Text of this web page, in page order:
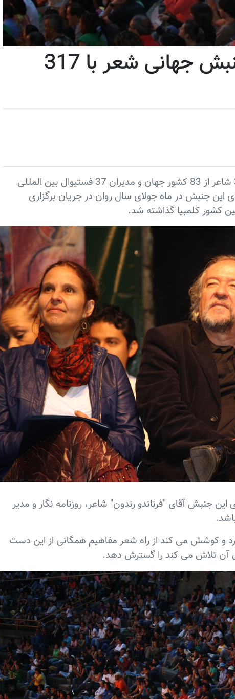
اعلام موجودیت جنبش جهانی شعر با 317
: جنبش جهانی شعر با 317 شاعر از 83 کشور جهان و مدیران 37 فستیوال بین المللی
این جنبش در ماه جولای سال روان در جریان برگزاری
کشور کلمبیا گذاشته شد.
این جنبش آقای "فرناندو رندون" شاعر، روزنامه نگار و مدیر
و کوشش می کند از راه شعر مفاهیم همگانی از این دست
آن تلاش می کند را گسترش دهد.